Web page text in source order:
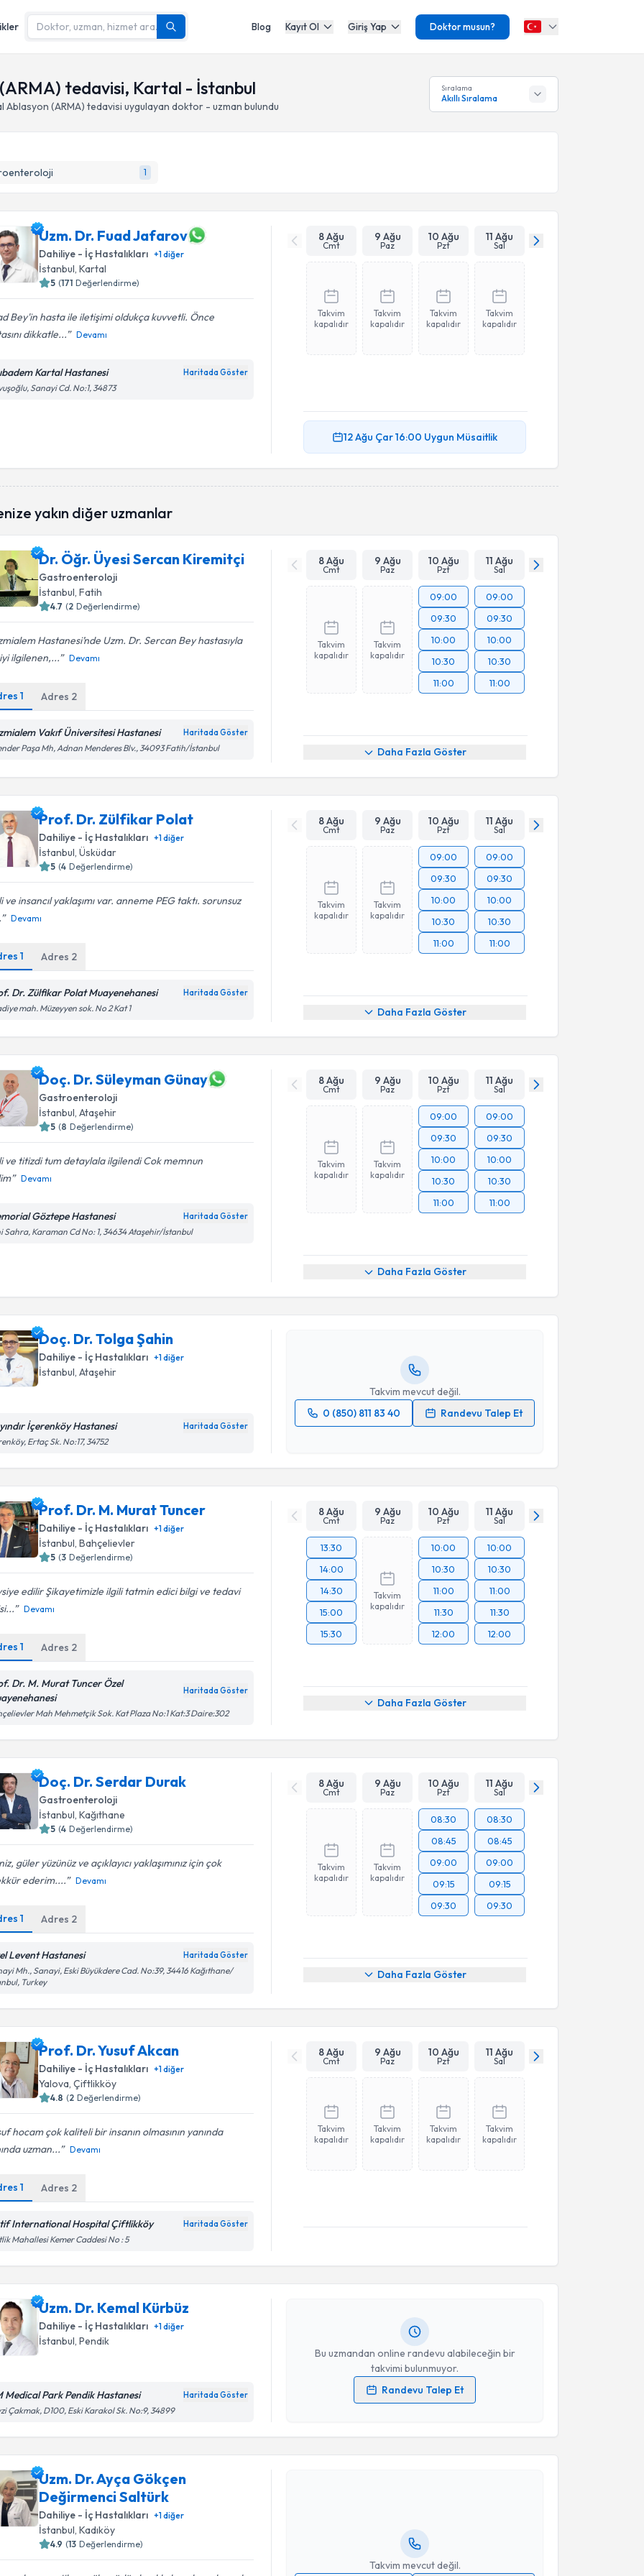
Blog Kayıt Ol Giriş Yap Doktor musun?
tedavisi, Kartal - İstanbul
Ablasyon (ARMA) tedavisi uygulayan doktor - uzman bulundu
Sıralama
Akıllı Sıralama
1
Uzm. Dr. Fuad Jafarov
Dahiliye - İç Hastalıkları +1diğer
İstanbul, Kartal
5 (171 Değerlendirme)
Bey'in hasta ile iletişimi oldukça kuvvetli. Önce
dikkatle...
Devamı
Kartal Hastanesi Haritada Göster
Sanayi Cd. No:1, 34873
8 Ağu
Cmt
9 Ağu
Paz
10 Ağu
Pzt
11 Ağu
Sal
Takvim
kapalıdır
Takvim
kapalıdır
Takvim
kapalıdır
Takvim
kapalıdır
12 Ağu Çar16:00 Uygun Müsaitlik
yakın diğer uzmanlar
Dr. Öğr. Üyesi Sercan Kiremitçi
Gastroenteroloji
İstanbul, Fatih
4.7 (2 Değerlendirme)
Hastanesi’nde Uzm. Dr. Sercan Bey hastasıyla
ilgilenen,...
Devamı
1 Adres 2
Vakıf Üniversitesi Hastanesi Haritada Göster
Paşa Mh, Adnan Menderes Blv., 34093 Fatih/İstanbul
8 Ağu
Cmt
9 Ağu
Paz
10 Ağu
Pzt
11 Ağu
Sal
Takvim
kapalıdır
Takvim
kapalıdır
09:00
09:30
10:00
10:30
11:00
09:00
09:30
10:00
10:30
11:00
Daha Fazla Göster
Prof. Dr. Zülfikar Polat
Dahiliye - İç Hastalıkları +1diğer
İstanbul , Üsküdar
5 (4 Değerlendirme)
ve insancıl yaklaşımı var. anneme PEG taktı. sorunsuz
Devamı
1 Adres 2
Dr. Zülfikar Polat Muayenehanesi Haritada Göster
mah. Müzeyyen sok. No 2 Kat 1
8 Ağu
Cmt
9 Ağu
Paz
10 Ağu
Pzt
11 Ağu
Sal
Takvim
kapalıdır
Takvim
kapalıdır
09:00
09:30
10:00
10:30
11:00
09:00
09:30
10:00
10:30
11:00
Daha Fazla Göster
Doç. Dr. Süleyman Günay
Gastroenteroloji
İstanbul, Ataşehir
5 (8 Değerlendirme)
ve titizdi tum detaylala ilgilendi Cok memnun
Devamı
Göztepe Hastanesi Haritada Göster
Sahra, Karaman Cd No: 1, 34634 Ataşehir/İstanbul
8 Ağu
Cmt
9 Ağu
Paz
10 Ağu
Pzt
11 Ağu
Sal
Takvim
kapalıdır
Takvim
kapalıdır
09:00
09:30
10:00
10:30
11:00
09:00
09:30
10:00
10:30
11:00
Daha Fazla Göster
Doç. Dr. Tolga Şahin
Dahiliye - İç Hastalıkları +1diğer
İstanbul , Ataşehir
İçerenköy Hastanesi Haritada Göster
Ertaç Sk. No:17, 34752
Takvim mevcut değil.
0 (850) 811 83 40
Randevu Talep Et
Randevu Takvimi Talebi
Takvim Talebini Gönder
Prof. Dr. M. Murat Tuncer
Dahiliye - İç Hastalıkları +1diğer
İstanbul , Bahçelievler
5 (3 Değerlendirme)
edilir Şikayetimizle ilgili tatmin edici bilgi ve tedavi
Devamı
1 Adres 2
Dr. M. Murat Tuncer Özel
Haritada Göster
Mah Mehmetçik Sok. Kat Plaza No:1 Kat:3 Daire:302
8 Ağu
Cmt
9 Ağu
Paz
10 Ağu
Pzt
11 Ağu
Sal
13:30
14:00
14:30
15:00
15:30
Takvim
kapalıdır
10:00
10:30
11:00
11:30
12:00
10:00
10:30
11:00
11:30
12:00
Daha Fazla Göster
Doç. Dr. Serdar Durak
Gastroenteroloji
İstanbul , Kağıthane
5 (4 Değerlendirme)
güler yüzünüz ve açıklayıcı yaklaşımınız için çok
ederim....
Devamı
1 Adres 2
Levent Hastanesi Haritada Göster
Mh., Sanayi, Eski Büyükdere Cad. No:39, 34416 Kağıthane/
Turkey
8 Ağu
Cmt
9 Ağu
Paz
10 Ağu
Pzt
11 Ağu
Sal
Takvim
kapalıdır
Takvim
kapalıdır
08:30
08:45
09:00
09:15
09:30
08:30
08:45
09:00
09:15
09:30
Daha Fazla Göster
Prof. Dr. Yusuf Akcan
Dahiliye - İç Hastalıkları +1diğer
Yalova , Çiftlikköy
4.8 (2 Değerlendirme)
hocam çok kaliteli bir insanın olmasının yanında
uzman...
Devamı
1 Adres 2
International Hospital Çiftlikköy Haritada Göster
Mahallesi Kemer Caddesi No : 5
8 Ağu
Cmt
9 Ağu
Paz
10 Ağu
Pzt
11 Ağu
Sal
Takvim
kapalıdır
Takvim
kapalıdır
Takvim
kapalıdır
Takvim
kapalıdır
Uzm. Dr. Kemal Kürbüz
Dahiliye - İç Hastalıkları +1diğer
İstanbul , Pendik
Medical Park Pendik Hastanesi Haritada Göster
Çakmak, D100, Eski Karakol Sk. No:9, 34899
Bu uzmandan online randevu alabileceğin bir
takvimi bulunmuyor.
Randevu Talep Et
Randevu Takvimi Talebi
Kişisel verilerimin işlenmesine ilişkinAydınlatma Metni
Uzm. Dr. Ayça Gökçen
Değirmenci Saltürk
Dahiliye - İç Hastalıkları +1diğer
İstanbul , Kadıköy
4.9 (13 Değerlendirme)
Takvim mevcut değil.
Randevu Takvimi Talebi